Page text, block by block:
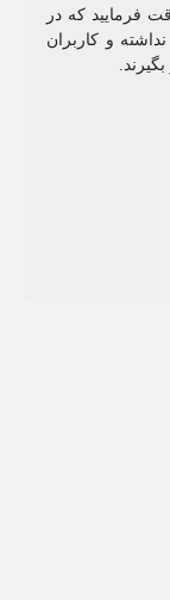
فرمایید که در
و کاربران